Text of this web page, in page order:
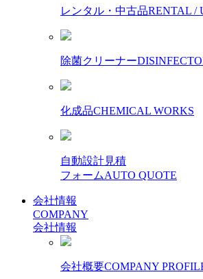
レンタル・中古品RENTAL /
除菌クリーナー
化成品CHEMICAL WORKS
自動設計見積
フォームAUTO QUOTE
会社情報
COMPANY
会社情報
会社概要COMPANY